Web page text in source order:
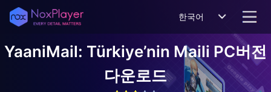
한국어
YaaniMail: Türkiye’nin Maili PC버전
다운로드